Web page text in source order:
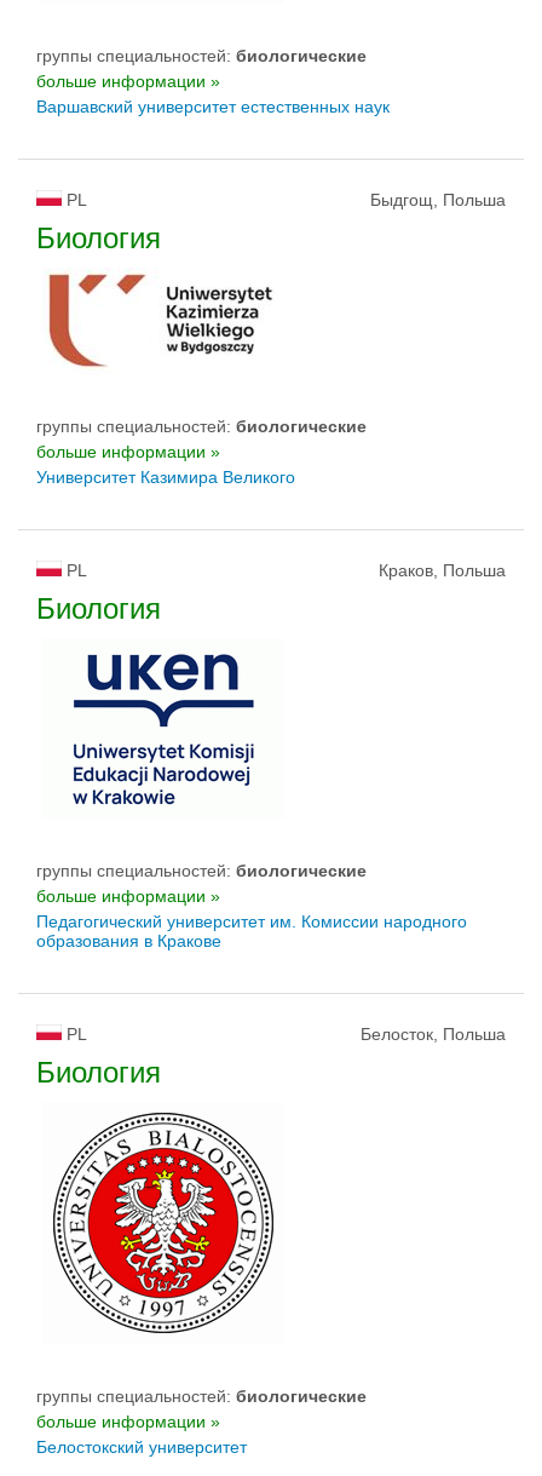
группы специальностей: биологическиe
больше информации »
Варшавский университет естественных наук
PL Быдгощ, Польша
Биология
группы специальностей: биологическиe
больше информации »
Университет Казимира Великого
PL Краков, Польша
Биология
группы специальностей: биологическиe
больше информации »
Педагогический университет им. Комиссии народного
образования в Кракове
PL Белосток, Польша
Биология
группы специальностей: биологическиe
больше информации »
Белостокский университет